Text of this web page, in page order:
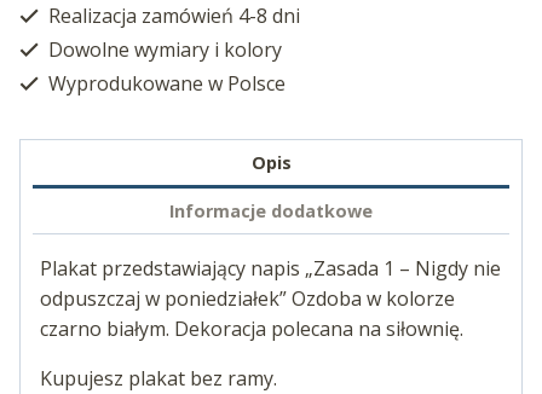
Realizacja zamówień 4-8 dni
Dowolne wymiary i kolory
Wyprodukowane w Polsce
Opis
Informacje dodatkowe
Plakat przedstawiający napis „Zasada 1 – Nigdy nie
odpuszczaj w poniedziałek” Ozdoba w kolorze
czarno białym. Dekoracja polecana na siłownię.
Kupujesz plakat bez ramy.